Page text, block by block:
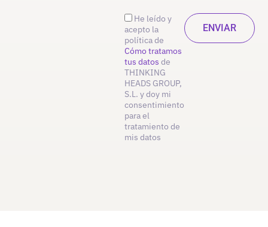
He leído y
acepto la
política de
Cómo tratamos
tus datos de
THINKING
HEADS GROUP,
S.L. y doy mi
consentimiento
para el
tratamiento de
mis datos